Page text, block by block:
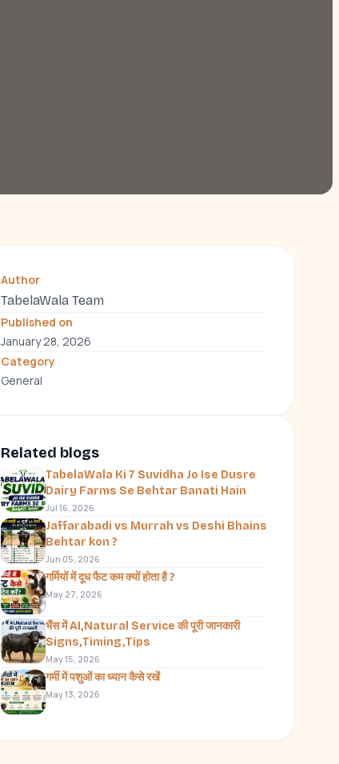
Author
TabelaWala Team
Published on
January 28, 2026
Category
General
Related blogs
TabelaWala Ki 7 Suvidha Jo Ise Dusre
Dairy Farms Se Behtar Banati Hain
Jul 16, 2026
Jaffarabadi vs Murrah vs Deshi Bhains
Behtar kon ?
Jun 05, 2026
गर्मियों में दूध फैट कम क्यों होता है ?
May 27, 2026
भैंस में AI,Natural Service की पूरी जानकारी
Signs,Timing,Tips
May 15, 2026
गर्मी में पशुओं का ध्यान कैसे रखें
May 13, 2026